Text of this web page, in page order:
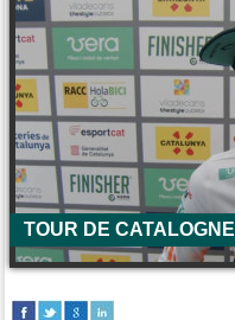
TOUR DE CATALOGNE